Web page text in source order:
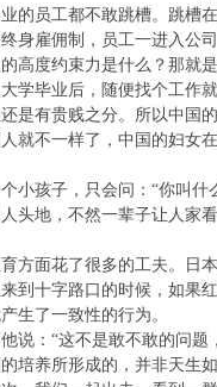
的员工都不敢跳槽。跳
身雇佣制，员工一进入公
高度约束力是什么？那就
学毕业后，随便找个工作
是有贵贱之分。所以中国
就不一样了，中国的妇女
小孩子，只会问：“你叫
头地，不然一辈子让人家看
方面花了很多的工夫。
到十字路口的时候，如果
生了一致性的行为。
说：“这不是敢不敢的问
培养所形成的，并非天生